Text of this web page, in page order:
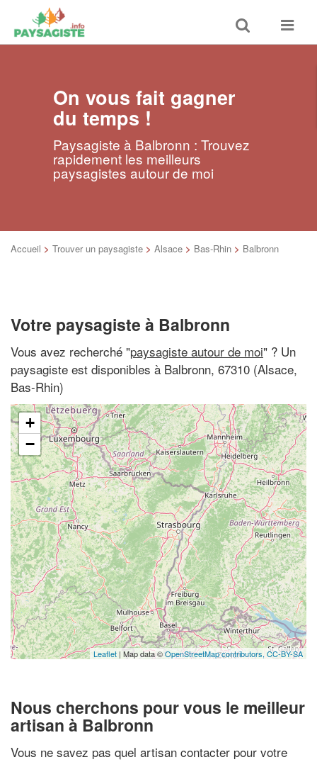
Toggle
search
Toggle
On vous fait gagner
du temps !
Paysagiste à Balbronn : Trouvez
rapidement les meilleurs
paysagistes autour de moi
Accueil > Trouver un paysagiste > Alsace > Bas-Rhin > Balbronn
Votre paysagiste à Balbronn
Vous avez recherché "paysagiste autour de moi" ? Un
paysagiste est disponibles à Balbronn, 67310 (Alsace,
Bas-Rhin)
+
−
Leaflet | Map data ©OpenStreetMap contributors, CC-BY-SA
Nous cherchons pour vous le meilleur
artisan à Balbronn
Vous ne savez pas quel artisan contacter pour votre